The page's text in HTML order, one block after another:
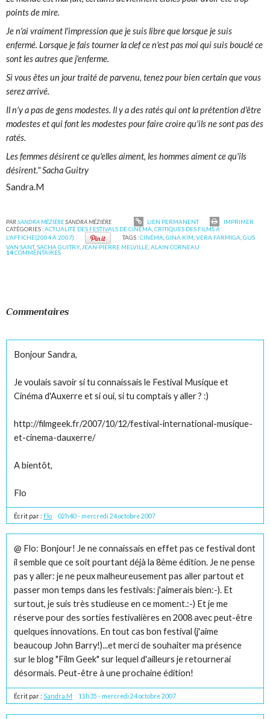
points de mire.
Je n'ai vraiment l'impression que je suis libre que lorsque je suis
enfermé. Lorsque je fais tourner la clef ce n'est pas moi qui suis bouclé ce
sont les autres que j'enferme.
Si vous êtes un jour traité de parvenu, tenez pour bien certain que vous
serez arrivé.
Il n'y a pas de gens modestes. Il y a des ratés qui ont la prétention d'être
modestes et qui font les modestes pour faire croire qu'ils ne sont pas des
ratés.
Les femmes désirent ce qu'elles aiment, les hommes aiment ce qu'ils
désirent." Sacha Guitry
Sandra.M
PARSANDRA MÉZIÈRESANDRA MÉZIÈRE LIEN PERMANENT
IMPRIMER
CATÉGORIES :ACTUALITÉ DES FESTIVALS DE CINÉMA ,CRITIQUES DES FILMS A
L'AFFICHE(2004 À 2007)
TAGS :CINÉMA GINA KIM VERA FARMIGA GUS
VAN SANT,SACHA GUITRY, JEAN-PIERRE MELVILLE ,ALAIN CORNEAU
14COMMENTAIRES
Commentaires
Bonjour Sandra,
Je voulais savoir si tu connaissais le Festival Musique et
Cinéma d'Auxerre et si oui, si tu comptais y aller ? :)
http://filmgeek.fr/2007/10/12/festival-international-musique-
et-cinema-dauxerre/
A bientôt,
Flo
Écrit par : Flo 02h40- mercredi 24 octobre 2007
@ Flo: Bonjour! Je ne connaissais en effet pas ce festival dont
il semble que ce soit pourtant déjà la 8ème édition. Je ne pense
pas y aller: je ne peux malheureusement pas aller partout et
passer mon temps dans les festivals: j'aimerais bien:-). Et
surtout, je suis très studieuse en ce moment.:-) Et je me
réserve pour des sorties festivalières en 2008 avec peut-être
quelques innovations. En tout cas bon festival (j'aime
beaucoup John Barry!)...et merci de souhaiter ma présence
sur le blog "Film Geek" sur lequel d'ailleurs je retournerai
désormais. Peut-être à une prochaine édition!
Écrit par : Sandra.M 11h35 - mercredi 24 octobre 2007